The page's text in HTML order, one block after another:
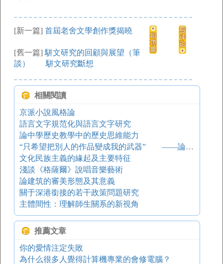
[新一篇] 首屆老舍文學創作獎揭曉
[舊一篇] 駢文研究的回顧與展望（筆
談） 駢文研究斷想
相關閱讀
京派小說風格論
語言文字規范化與語言文字研究
論中學歷史教學中的歷史思維能力
“只希望把別人的作品變成我的武器” ——論巴金對外國文學的接受和譯介
文化民族主義的緣起及主要特征
淺談《格薩爾》說唱音樂藝術
論建筑的審美形態及其意義
關于深港銜接的若干政策問題研究
主體間性：理解師生關系的新視角
推薦文章
你的愛情注定失敗
為什么很多人覺得計算機專業的會修電腦？